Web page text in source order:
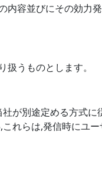
内容並びにその効力
うものとします。
が別途定める方式に
れらは,発信時にユー